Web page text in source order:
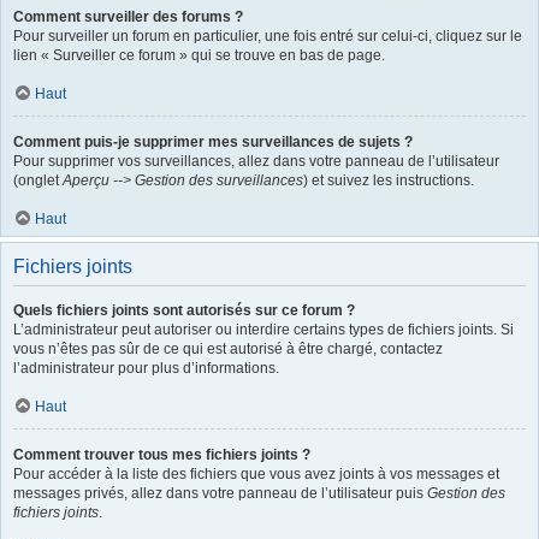
Comment surveiller des forums ?
Pour surveiller un forum en particulier, une fois entré sur celui-ci, cliquez sur le
lien « Surveiller ce forum » qui se trouve en bas de page.
Haut
Comment puis-je supprimer mes surveillances de sujets ?
Pour supprimer vos surveillances, allez dans votre panneau de l’utilisateur
(ongletAperçu --> Gestion des surveillances) et suivez les instructions.
Haut
Fichiers joints
Quels fichiers joints sont autorisés sur ce forum ?
L’administrateur peut autoriser ou interdire certains types de fichiers joints. Si
vous n’êtes pas sûr de ce qui est autorisé à être chargé, contactez
l’administrateur pour plus d’informations.
Haut
Comment trouver tous mes fichiers joints ?
Pour accéder à la liste des fichiers que vous avez joints à vos messages et
messages privés, allez dans votre panneau de l’utilisateur puis Gestion des
fichiers joints.